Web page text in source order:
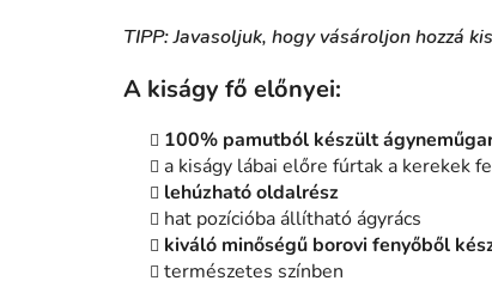
TIPP:Javasoljuk, hogy vásároljon hozzá
A kiságy fő előnyei:
100% pamutból készült
a kiságy lábai előre fúrtak a kerekek
lehúzható oldalrész
hat pozícióba állítható ágyrács
kiváló minőségű borovi fenyőből
természetes színben